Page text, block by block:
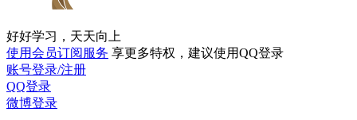
好好学习，天天向上
使用会员订阅服务 享更多特权，建议使用QQ登录
账号登录/注册
QQ登录
微博登录